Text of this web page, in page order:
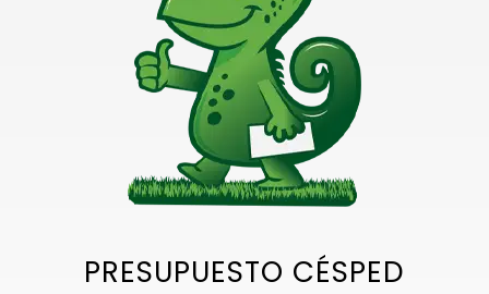
PRESUPUESTO CÉSPED